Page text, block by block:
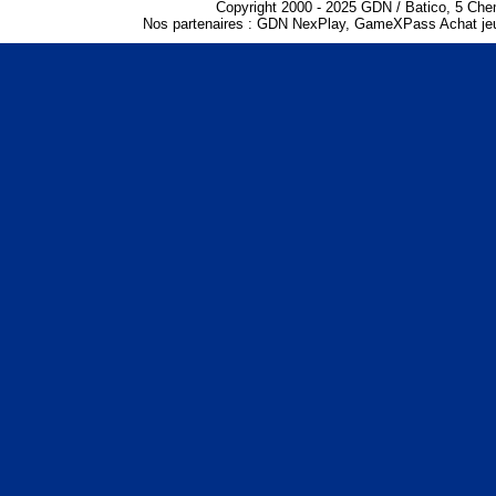
Copyright 2000 - 2025 GDN / Batico, 5
Nos partenaires : GDN NexPlay, GameXPass Achat